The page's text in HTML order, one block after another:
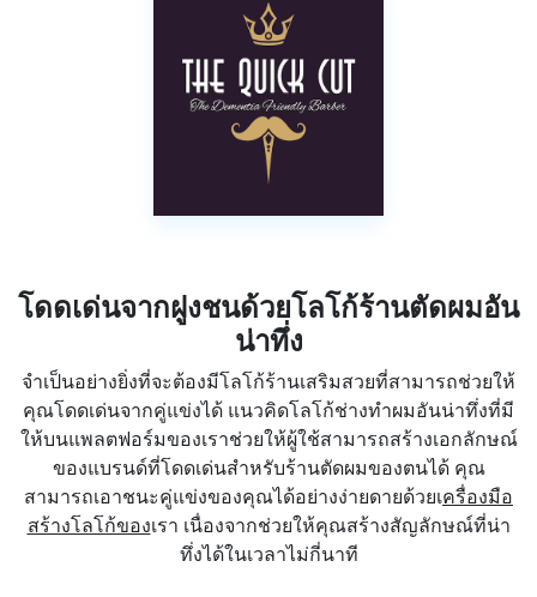
โดดเด่นจากฝูงชนด้วยโลโก้ร้านตัดผมอัน
น่าทึ่ง
จำเป็นอย่างยิ่งที่จะต้องมีโลโก้ร้านเสริมสวยที่สามารถช่วยให้
คุณโดดเด่นจากคู่แข่งได้ แนวคิดโลโก้ช่างทำผมอันน่าทึ่งที่มี
ให้บนแพลตฟอร์มของเราช่วยให้ผู้ใช้สามารถสร้างเอกลักษณ์
ของแบรนด์ที่โดดเด่นสำหรับร้านตัดผมของตนได้ คุณ
สามารถเอาชนะคู่แข่งของคุณได้อย่างง่ายดายด้วยเครื่องมือ
สร้างโลโก้ของเรา เนื่องจากช่วยให้คุณสร้างสัญลักษณ์ที่น่า
ทึ่งได้ในเวลาไม่กี่นาที